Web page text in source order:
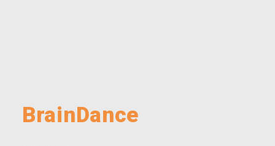
BrainDance